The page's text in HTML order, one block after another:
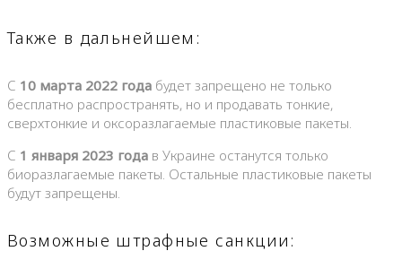
Также в дальнейшем:
С 10 марта 2022 года будет запрещено не только
бесплатно распространять, но и продавать тонкие,
сверхтонкие и оксоразлагаемые пластиковые пакеты.
С 1 января 2023 года в Украине останутся только
биоразлагаемые пакеты. Остальные пластиковые пакеты
будут запрещены.
Возможные штрафные санкции: